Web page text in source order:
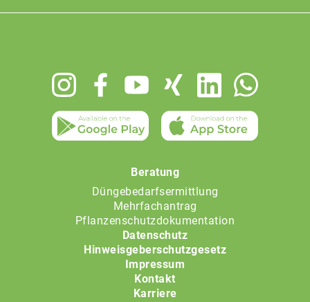
Beratung
Düngebedarfsermittlung
Mehrfachantrag
Pflanzenschutzdokumentation
Datenschutz
Hinweisgeberschutzgesetz
Impressum
Kontakt
Karriere